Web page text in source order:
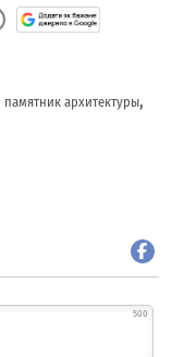
памятник архитектуры,
500